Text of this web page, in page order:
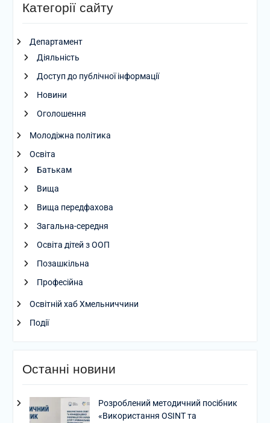
Категорії сайту
Департамент
Діяльність
Доступ до публічної інформації
Новини
Оголошення
Молодіжна політика
Освіта
Батькам
Вища
Вища передфахова
Загальна-середня
Освіта дітей з ООП
Позашкільна
Професійна
Освітній хаб Хмельниччини
Події
Останні новини
Розроблений методичний посібник
«Використання OSINT та